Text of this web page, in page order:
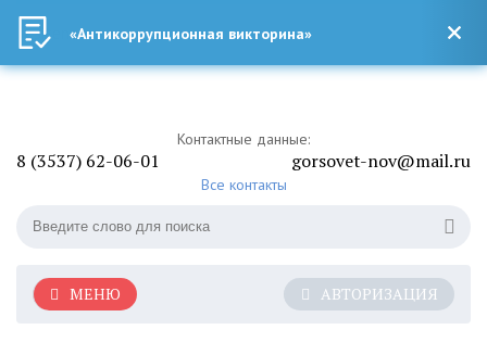
Контактные данные:
8 (3537) 62-06-01 gorsovet-nov@mail.ru
Все контакты
АВТОРИЗАЦИЯ
МЕНЮ
«Антикоррупционная викторина»